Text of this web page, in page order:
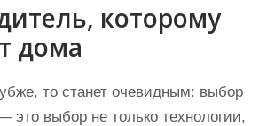
которому
дома
то станет очевидным: выбор
это выбор не только технологии,